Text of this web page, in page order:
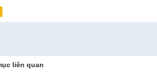
liên quan